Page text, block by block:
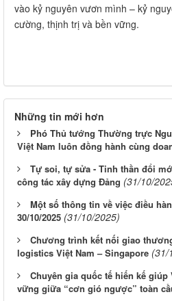
vào kỷ nguyên vươn mình – kỷ
cường, thịnh trị và bền vững.
Những tin mới hơn
Phó Thủ tướng Thường trực
Việt Nam luôn đồng hành cùng
Tự soi, tự sửa - Tinh thần đổi
công tác xây dựng Đảng (31/10/
Một số thông tin về việc điều
30/10/2025 (31/10/2025)
Chương trình kết nối giao
logistics Việt Nam – Singapore (31/
Chuyên gia quốc tế hiến kế
vững giữa “cơn gió ngược” toàn